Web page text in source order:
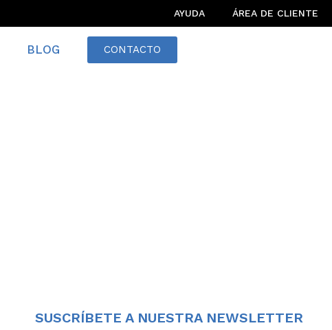
ÁREA DE CLIENTE
AYUDA
BLOG CONTACTO
SUSCRÍBETE A NUESTRA NEWSLETTER